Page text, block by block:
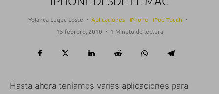
Yolanda Luque Loste · Aplicaciones iPhone iPod Touch ·
15 febrero, 2010 · 1 Minuto de lectura
Hasta ahora teníamos varias aplicaciones para